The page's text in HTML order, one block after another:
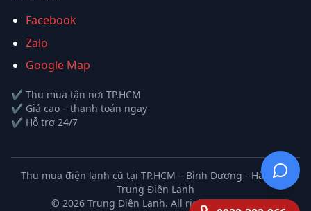
Facebook
Zalo
Google Map
✔ Thu mua tận nơi TP.HCM
✔ Giá cao – thanh toán ngay
✔ Hỗ trợ 24/7
Thu mua điện lạnh cũ tại TP.HCM – Bình Dương - Hà Nội |
Trung Điện Lạnh
© 2026 Trung Điện Lạnh. All rights reserved.